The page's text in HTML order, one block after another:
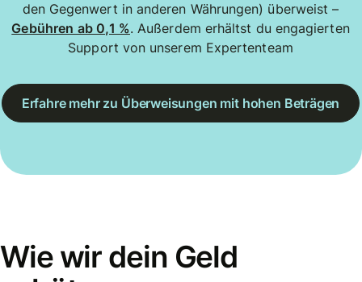
den Gegenwert in anderen Währungen) überweist –
Gebühren ab 0,1 %. Außerdem erhältst du engagierten
Support von unserem Expertenteam
Erfahre mehr zu Überweisungen mit hohen Beträgen
Wie wir dein Geld